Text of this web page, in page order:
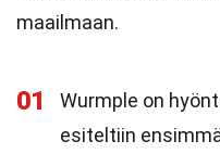
maailmaan.
01
Wurmple on
esiteltiin